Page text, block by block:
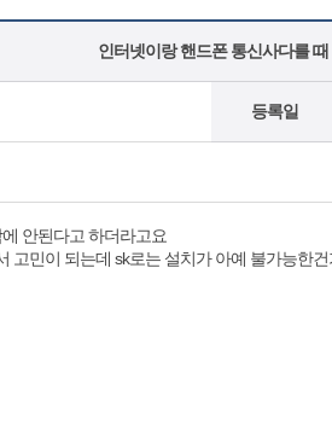
인터넷이랑 핸드폰 통신사다를 때
등록일
안된다고 하더라고요
고민이 되는데 sk로는 설치가 아예 불가능한